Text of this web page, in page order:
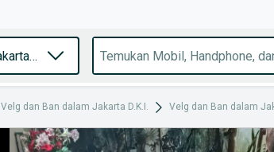
Velg dan Ban dalam Jakarta D.K.I. Velg dan Ban dalam